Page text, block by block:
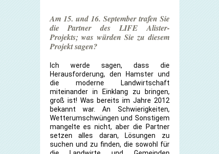
Am 15. und 16. September trafen Sie
die Partner des LIFE Alister-
Projekts; was würden Sie zu diesem
Projekt sagen?
Ich werde sagen, dass die
Herausforderung, den Hamster und
die moderne Landwirtschaft
miteinander in Einklang zu bringen,
groß ist! Was bereits im Jahre 2012
bekannt war. An Schwierigkeiten,
Wetterumschwüngen und Sonstigem
mangelte es nicht, aber die Partner
setzen alles daran, Lösungen zu
suchen und zu finden, die sowohl für